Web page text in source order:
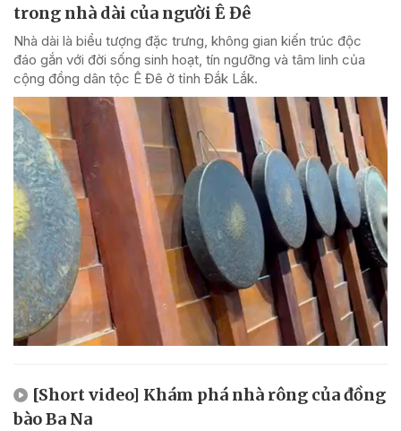
trong nhà dài của người Ê Đê
Nhà dài là biểu tượng đặc trưng, không gian kiến trúc độc
đáo gắn với đời sống sinh hoạt, tín ngưỡng và tâm linh của
cộng đồng dân tộc Ê Đê ở tỉnh Đắk Lắk.
[Short video] Khám phá nhà rông của đồng
bào Ba Na